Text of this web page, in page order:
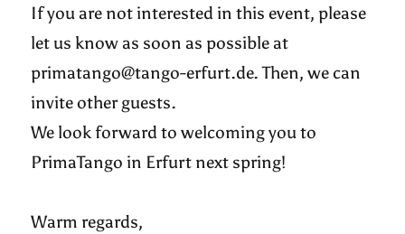
If you are not interested in this event, please
let us know as soon as possible at
primatango@tango-erfurt.de. Then, we can
invite other guests.
We look forward to welcoming you to
PrimaTango in Erfurt next spring!
Warm regards,